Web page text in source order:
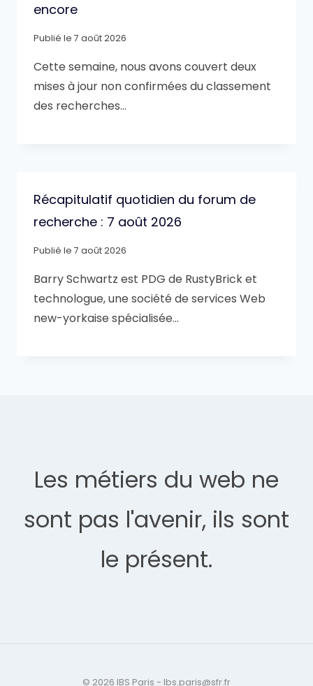
encore
Publié le 7 août 2026
Cette semaine, nous avons couvert deux
mises à jour non confirmées du classement
des recherches…
Récapitulatif quotidien du forum de
recherche : 7 août 2026
Publié le 7 août 2026
Barry Schwartz est PDG de RustyBrick et
technologue, une société de services Web
new-yorkaise spécialisée…
Les métiers du web ne
sont pas l'avenir, ils sont
le présent.
© 2026 IBS Paris - Ibs.paris@sfr.fr